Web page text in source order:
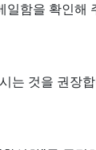
일함을 확인해
는 것을 권장